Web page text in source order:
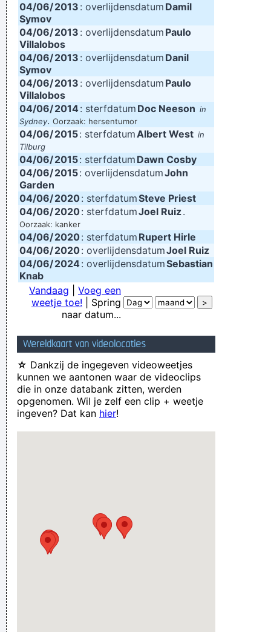
04/06/2013 : overlijdensdatum Damil
Symov
04/06/2013 : overlijdensdatum Paulo
Villalobos
04/06/2013 : overlijdensdatum Danil
Symov
04/06/2013 : overlijdensdatum Paulo
Villalobos
04/06/2014 : sterfdatum Doc Neeson in
Sydney. Oorzaak: hersentumor
04/06/2015: sterfdatumAlbert West in
Tilburg
04/06/2015: sterfdatum Dawn Cosby
04/06/2015: overlijdensdatumJohn
Garden
04/06/2020: sterfdatumSteve Priest
04/06/2020: sterfdatumJoel Ruiz.
Oorzaak: kanker
04/06/2020: sterfdatum Rupert Hirle
04/06/2020: overlijdensdatumJoel Ruiz
04/06/2024 : overlijdensdatumSebastian
Knab
Vandaag
Voeg een
weetje toe! | Spring
naar datum...
Wereldkaart van videolocaties
☆ Dankzij de ingegeven videoweetjes
kunnen we aantonen waar de videoclips
die in onze databank zitten, werden
opgenomen. Wil je zelf een clip + weetje
ingeven? Dat kan hier!